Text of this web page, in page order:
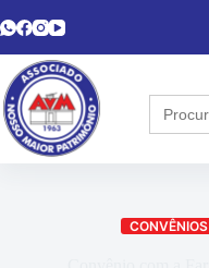
Search
for:
CONVÊNIOS